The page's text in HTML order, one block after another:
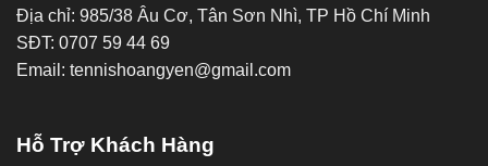
Địa chỉ: 985/38 Âu Cơ, Tân Sơn Nhì, TP Hồ Chí Minh
SĐT: 0707 59 44 69
Email: tennishoangyen@gmail.com
Hỗ Trợ Khách Hàng